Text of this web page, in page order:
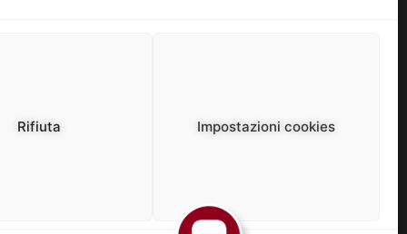
Rifiuta Impostazioni cookies